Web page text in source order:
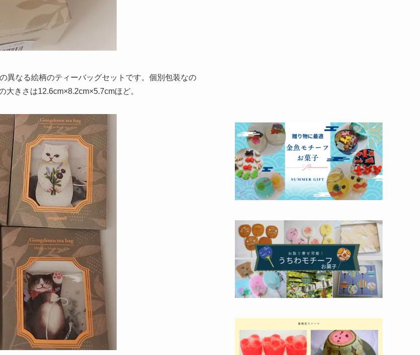
異なる絵柄のティーバッグセットです。個別包装なの
きさは12.6cm×8.2cm×5.7cmほど。